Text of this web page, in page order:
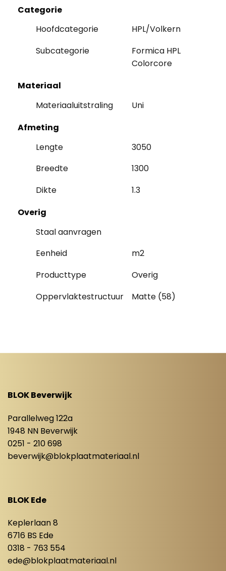
Categorie
Hoofdcategorie
HPL/Volkern
Subcategorie
Formica HPL
Colorcore
Materiaal
Materiaaluitstraling
Uni
Afmeting
Lengte
3050
Breedte
1300
Dikte
1.3
Overig
Staal aanvragen
Eenheid
m2
Producttype
Overig
Oppervlaktestructuur
Matte (58)
BLOK Beverwijk
Parallelweg 122a
1948 NN Beverwijk
0251 - 210 698
beverwijk@blokplaatmateriaal.nl
BLOK Ede
Keplerlaan 8
6716 BS Ede
0318 - 763 554
ede@blokplaatmateriaal.nl